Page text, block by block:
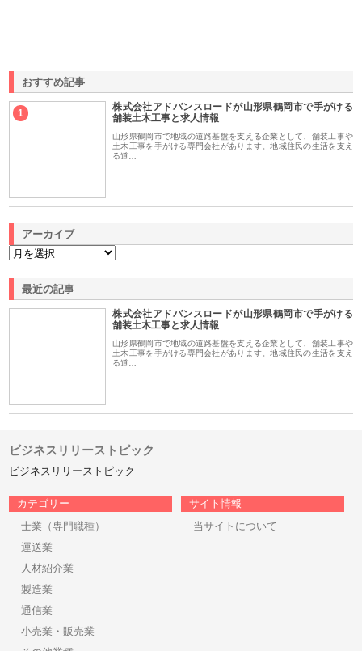
おすすめ記事
1
株式会社アドバンスロードが山形県鶴岡市で手がける
舗装土木工事と求人情報
山形県鶴岡市で地域の道路基盤を支える企業として、舗装工事や
土木工事を手がける専門会社があります。地域住民の生活を支え
る道…
アーカイブ
最近の記事
株式会社アドバンスロードが山形県鶴岡市で手がける
舗装土木工事と求人情報
山形県鶴岡市で地域の道路基盤を支える企業として、舗装工事や
土木工事を手がける専門会社があります。地域住民の生活を支え
る道…
ビジネスリリーストピック
ビジネスリリーストピック
カテゴリー
士業（専門職種）
運送業
人材紹介業
製造業
通信業
小売業・販売業
サイト情報
当サイトについて